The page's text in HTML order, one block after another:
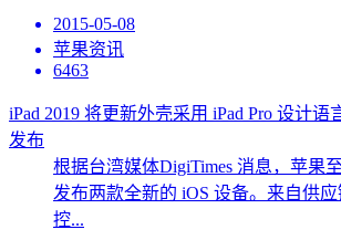
2015-05-08
苹果资讯
6463
iPad 2019 将更新外壳采用 iPad Pro 设计
发布
根据台湾媒体DigiTimes 消息，苹果
发布两款全新的 iOS 设备。来自供
控...